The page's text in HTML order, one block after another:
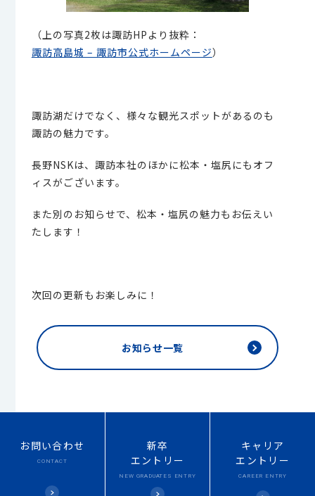
（上の写真2枚は諏訪HPより抜粋：
諏訪高島城 – 諏訪市公式ホームページ）
諏訪湖だけでなく、様々な観光スポットがあるのも
諏訪の魅力です。
長野NSKは、諏訪本社のほかに松本・塩尻にもオフ
ィスがございます。
また別のお知らせで、松本・塩尻の魅力もお伝えい
たします！
次回の更新もお楽しみに！
お知らせ一覧
お問い合わせ
CONTACT
新卒
エントリー
NEW GRADUATES ENTRY
キャリア
エントリー
CAREER ENTRY